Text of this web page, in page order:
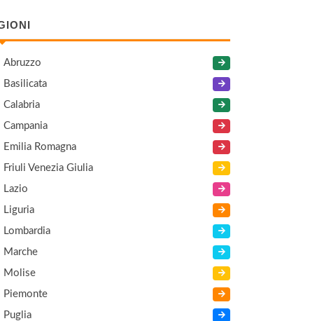
Abruzzo
Basilicata
Calabria
Campania
Emilia Romagna
Friuli Venezia Giulia
Lazio
Liguria
Lombardia
Marche
Molise
Piemonte
Puglia